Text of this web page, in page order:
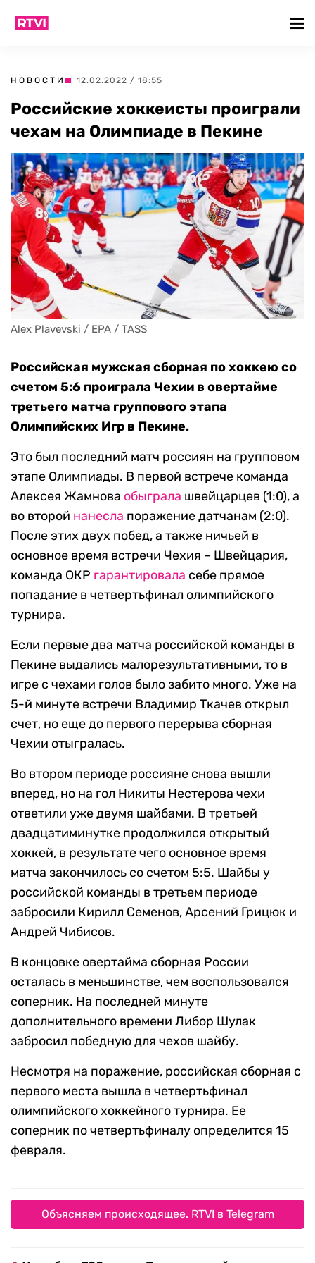
НОВОСТИ | 12.02.2022 / 18:55
Российские хоккеисты проиграли
чехам на Олимпиаде в Пекине
Alex Plavevski / EPA / TASS
Российская мужская сборная по хоккею со
счетом 5:6 проиграла Чехии в овертайме
третьего матча группового этапа
Олимпийских Игр в Пекине.
Это был последний матч россиян на групповом
этапе Олимпиады. В первой встрече команда
Алексея Жамнова обыграла швейцарцев (1:0), а
во второй нанесла поражение датчанам (2:0).
После этих двух побед, а также ничьей в
основное время встречи Чехия – Швейцария,
команда ОКР гарантировала себе прямое
попадание в четвертьфинал олимпийского
турнира.
Если первые два матча российской команды в
Пекине выдались малорезультативными, то в
игре с чехами голов было забито много. Уже на
5-й минуте встречи Владимир Ткачев открыл
счет, но еще до первого перерыва сборная
Чехии отыгралась.
Во втором периоде россияне снова вышли
вперед, но на гол Никиты Нестерова чехи
ответили уже двумя шайбами. В третьей
двадцатиминутке продолжился открытый
хоккей, в результате чего основное время
матча закончилось со счетом 5:5. Шайбы у
российской команды в третьем периоде
забросили Кирилл Семенов, Арсений Грицюк и
Андрей Чибисов.
В концовке овертайма сборная России
осталась в меньшинстве, чем воспользовался
соперник. На последней минуте
дополнительного времени Либор Шулак
забросил победную для чехов шайбу.
Несмотря на поражение, российская сборная с
первого места вышла в четвертьфинал
олимпийского хоккейного турнира. Ее
соперник по четвертьфиналу определится 15
февраля.
Объясняем происходящее. RTVI в Telegram